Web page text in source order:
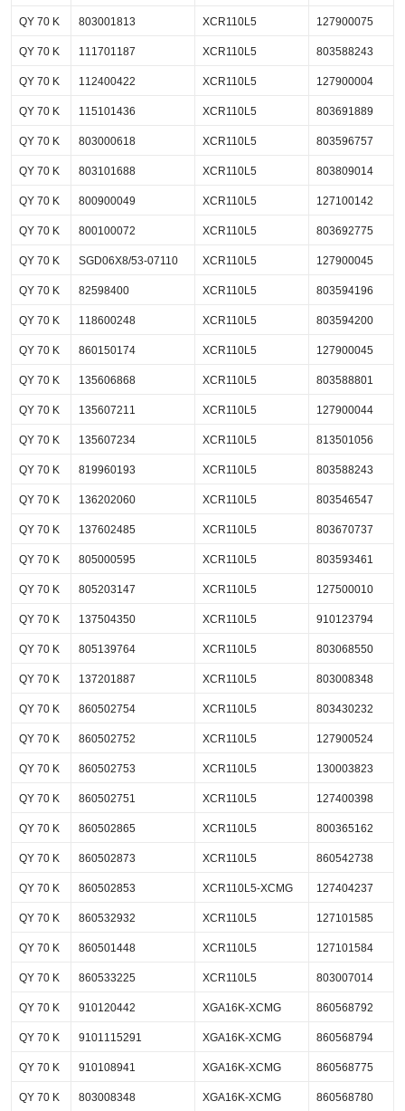
QY 70 K 803001813 XCR110L5 127900075
QY 70 K 111701187 XCR110L5 803588243
QY 70 K 112400422 XCR110L5 127900004
QY 70 K 115101436 XCR110L5 803691889
QY 70 K 803000618 XCR110L5 803596757
QY 70 K 803101688 XCR110L5 803809014
QY 70 K 800900049 XCR110L5 127100142
QY 70 K 800100072 XCR110L5 803692775
QY 70 K SGD06X8/53-07110 XCR110L5 127900045
QY 70 K 82598400 XCR110L5 803594196
QY 70 K 118600248 XCR110L5 803594200
QY 70 K 860150174 XCR110L5 127900045
QY 70 K 135606868 XCR110L5 803588801
QY 70 K 135607211 XCR110L5 127900044
QY 70 K 135607234 XCR110L5 813501056
QY 70 K 819960193 XCR110L5 803588243
QY 70 K 136202060 XCR110L5 803546547
QY 70 K 137602485 XCR110L5 803670737
QY 70 K 805000595 XCR110L5 803593461
QY 70 K 805203147 XCR110L5 127500010
QY 70 K 137504350 XCR110L5 910123794
QY 70 K 805139764 XCR110L5 803068550
QY 70 K 137201887 XCR110L5 803008348
QY 70 K 860502754 XCR110L5 803430232
QY 70 K 860502752 XCR110L5 127900524
QY 70 K 860502753 XCR110L5 130003823
QY 70 K 860502751 XCR110L5 127400398
QY 70 K 860502865 XCR110L5 800365162
QY 70 K 860502873 XCR110L5 860542738
QY 70 K 860502853 XCR110L5-XCMG 127404237
QY 70 K 860532932 XCR110L5 127101585
QY 70 K 860501448 XCR110L5 127101584
QY 70 K 860533225 XCR110L5 803007014
QY 70 K 910120442 XGA16K-XCMG 860568792
QY 70 K 9101115291 XGA16K-XCMG 860568794
QY 70 K 910108941 XGA16K-XCMG 860568775
QY 70 K 803008348 XGA16K-XCMG 860568780